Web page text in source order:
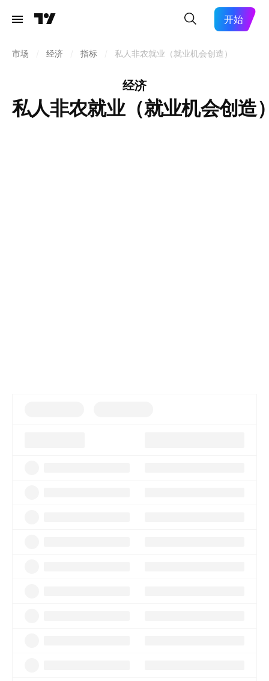
开始
市场 经济 指标 私人非农就业（就业机会创造）
经济
私人非农就业（就业机会创造